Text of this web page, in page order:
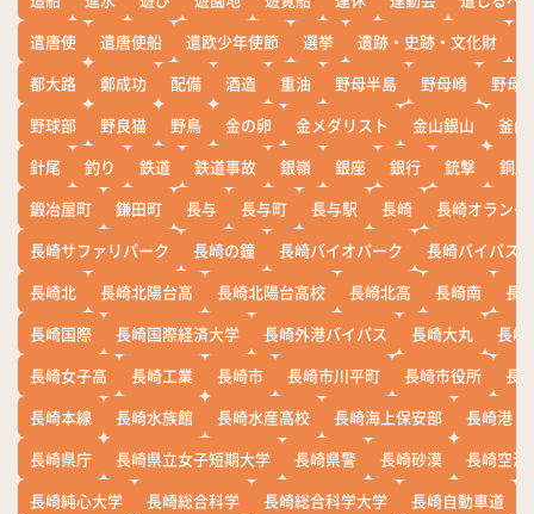
遣唐使
遣唐使船 遣欧少年使節 選挙 遺跡・史跡・文化財
都大路
鄭成功 配備 酒造 重油 野母半島 野母崎
野母
野球部
野良猫 野鳥 金の卵 金メダリスト 金山銀山
釜山
針尾
釣り 鉄道 鉄道事故 銀嶺 銀座 銀行 銃撃
銅座
鍛冶屋町
鎌田町 長与 長与町 長与駅 長崎
長崎オランダ
長崎サファリパーク
長崎の鐘 長崎バイオパーク
長崎バイパス
長崎北
長崎北陽台高 長崎北陽台高校 長崎北高 長崎南
長
長崎国際
長崎国際経済大学 長崎外港バイパス 長崎大丸
長崎
長崎女子高
長崎工業 長崎市 長崎市川平町 長崎市役所
長
長崎本線
長崎水族館 長崎水産高校 長崎海上保安部
長崎港
長崎県庁
長崎県立女子短期大学 長崎県警 長崎砂漠
長崎空港
長崎純心大学
長崎総合科学 長崎総合科学大学 長崎自動車道